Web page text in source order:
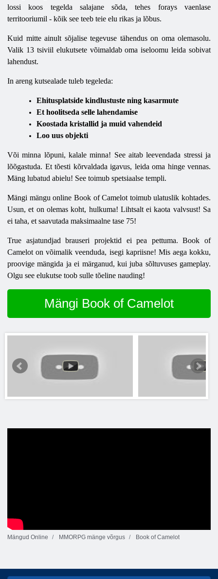
lossi koos tegelda salajane sõda, tehes forays vaenlase
territooriumil - kõik see teeb teie elu rikas ja lõbus.
Kuid mitte ainult sõjalise tegevuse tähendus on oma olemasolu.
Valik 13 tsiviil elukutsete võimaldab oma iseloomu leida sobivat
lahendust.
In areng kutsealade tuleb tegeleda:
Ehitusplatside kindlustuste ning kasarmute
Et hoolitseda selle lahendamise
Koostada kristallid ja muid vahendeid
Loo uus objekti
Või minna lõpuni, kalale minna! See aitab leevendada stressi ja
lõõgastuda. Et tõesti kõrvaldada igavus, leida oma hinge vennas.
Mäng lubatud abielu! See toimub spetsiaalse templi.
Mängi mängu online Book of Camelot toimub ulatuslik kohtades.
Usun, et on olemas koht, hulkuma! Lihtsalt ei kaota valvsust! Sa
ei taha, et saavutada maksimaalne tase 75!
True asjatundjad brauseri projektid ei pea pettuma. Book of
Camelot on võimalik veenduda, isegi kapriisne! Mis aega kokku,
proovige mängida ja ei märganud, kui juba sõltuvuses gameplay.
Olgu see elukutse toob sulle tõeline nauding!
Mängi Book of Camelot
Mängud Online MMORPG mänge võrgus Book of Camelot